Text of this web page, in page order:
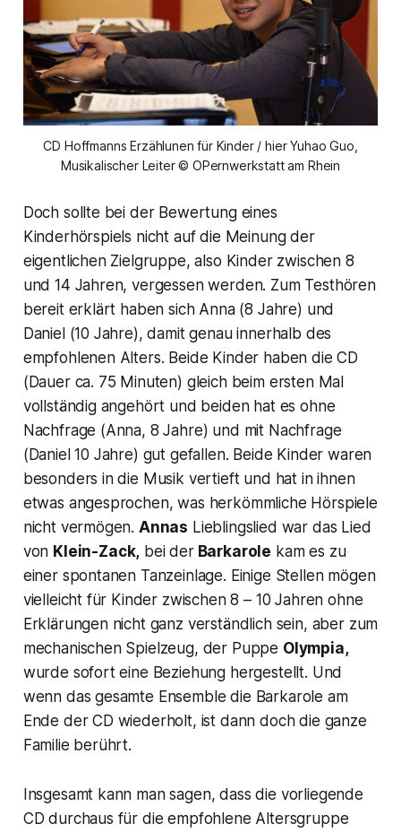
CD Hoffmanns Erzählunen für Kinder / hier Yuhao Guo,
Musikalischer Leiter © OPernwerkstatt am Rhein
Doch sollte bei der Bewertung eines
Kinderhörspiels nicht auf die Meinung der
eigentlichen Zielgruppe, also Kinder zwischen 8
und 14 Jahren, vergessen werden. Zum Testhören
bereit erklärt haben sich Anna (8 Jahre) und
Daniel (10 Jahre), damit genau innerhalb des
empfohlenen Alters. Beide Kinder haben die CD
(Dauer ca. 75 Minuten) gleich beim ersten Mal
vollständig angehört und beiden hat es ohne
Nachfrage (Anna, 8 Jahre) und mit Nachfrage
(Daniel 10 Jahre) gut gefallen. Beide Kinder waren
besonders in die Musik vertieft und hat in ihnen
etwas angesprochen, was herkömmliche Hörspiele
nicht vermögen. Annas Lieblingslied war das Lied
von Klein-Zack, bei derBarkarole kam es zu
einer spontanen Tanzeinlage. Einige Stellen mögen
vielleicht für Kinder zwischen 8 – 10 Jahren ohne
Erklärungen nicht ganz verständlich sein, aber zum
mechanischen Spielzeug, der Puppe Olympia,
wurde sofort eine Beziehung hergestellt. Und
wenn das gesamte Ensemble die Barkarole am
Ende der CD wiederholt, ist dann doch die ganze
Familie berührt.
Insgesamt kann man sagen, dass die vorliegende
CD durchaus für die empfohlene Altersgruppe